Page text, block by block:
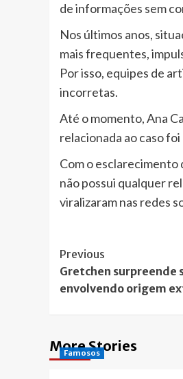
de informações sem
Nos últimos anos,
mais frequentes,
Por isso, equipes de
incorretas.
Até o momento, Ana
relacionada ao caso
Com o esclarecimento
não possui qualquer
viralizaram nas redes
Post
Navigation
Previous
Gretchen
envolvendo origem
More Stories
Famosos